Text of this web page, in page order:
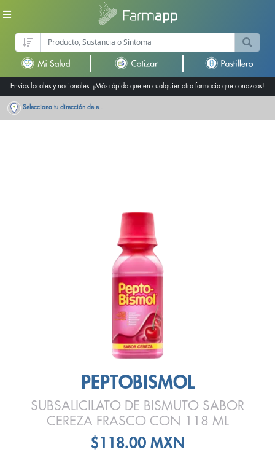
Envíos locales y nacionales. ¡Más rápido que en cualquier otra farmacia que conozcas!
Selecciona tu dirección de entrega
PEPTOBISMOL
SUBSALICILATO DE BISMUTO SABOR
CEREZA FRASCO CON 118 ML
$118.00 MXN